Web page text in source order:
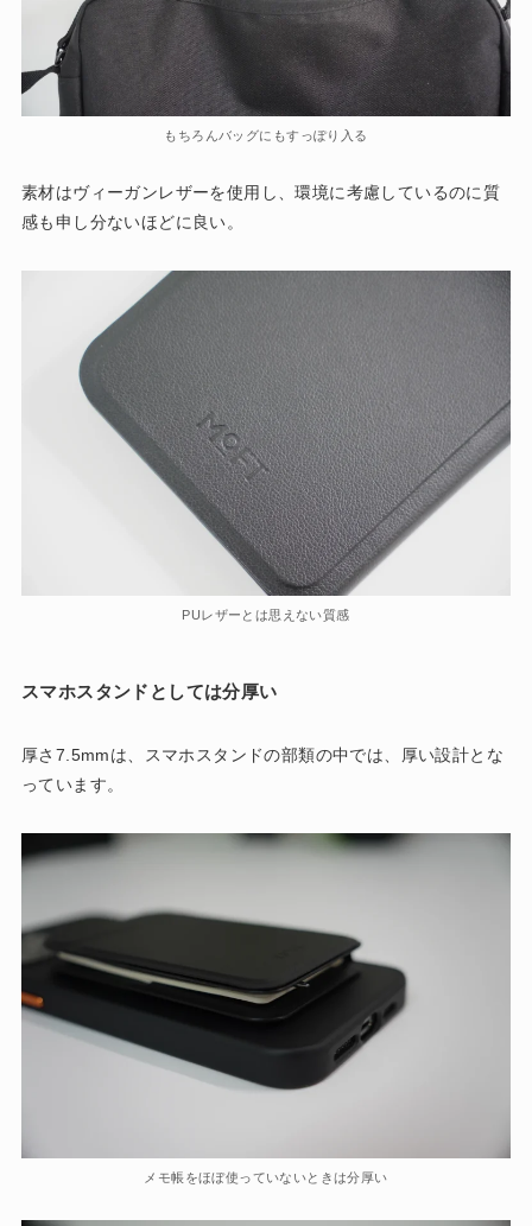
もちろんバッグにもすっぽり入る
素材はヴィーガンレザーを使用し、環境に考慮しているのに質
感も申し分ないほどに良い。
PUレザーとは思えない質感
スマホスタンドとしては分厚い
厚さ7.5mmは、スマホスタンドの部類の中では、厚い設計とな
っています。
メモ帳をほぼ使っていないときは分厚い